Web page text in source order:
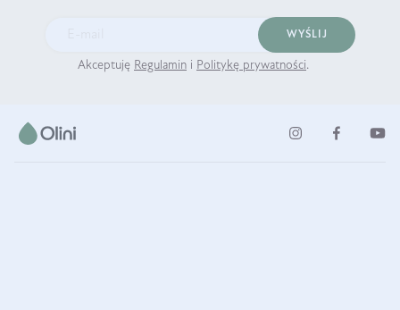
WYŚLIJ
Akceptuję Regulamin i Politykę prywatności.